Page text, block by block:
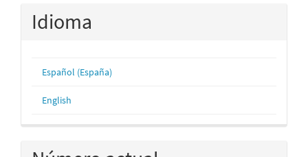
Idioma
Español (España)
English